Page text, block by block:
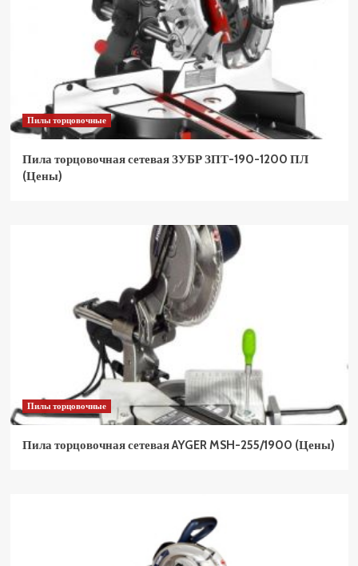
Пилы торцовочные
Пила торцовочная сетевая ЗУБР ЗПТ-190-1200 ПЛ
(Цены)
Пилы торцовочные
Пила торцовочная сетевая AYGER MSH-255/1900 (Цены)